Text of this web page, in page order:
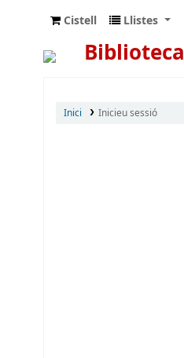
Cistell Llistes
Biblioteca
Inici Inicieu sessió